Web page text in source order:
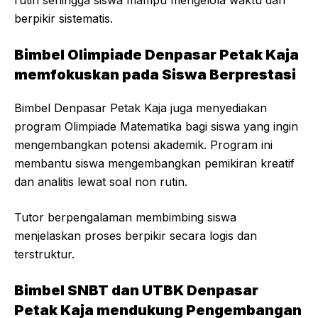
berpikir sistematis.
Bimbel Olimpiade Denpasar Petak Kaja
memfokuskan pada Siswa Berprestasi
Bimbel Denpasar Petak Kaja juga menyediakan
program Olimpiade Matematika bagi siswa yang ingin
mengembangkan potensi akademik. Program ini
membantu siswa mengembangkan pemikiran kreatif
dan analitis lewat soal non rutin.
Tutor berpengalaman membimbing siswa
menjelaskan proses berpikir secara logis dan
terstruktur.
Bimbel SNBT dan UTBK Denpasar
Petak Kaja mendukung Pengembangan